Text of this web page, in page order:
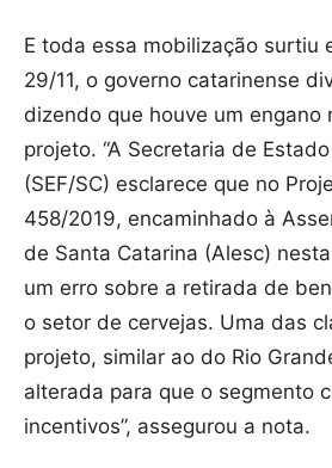
E toda essa mobilização surtiu
29/11, o governo catarinense
dizendo que houve um engano
projeto. “A Secretaria de
(SEF/SC) esclarece que no
458/2019, encaminhado à
de Santa Catarina (Alesc)
um erro sobre a retirada de
o setor de cervejas. Uma das
projeto, similar ao do Rio
alterada para que o segmento
incentivos”, assegurou a nota.